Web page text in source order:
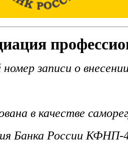
записи о
в качестве
Банка России КФНП-